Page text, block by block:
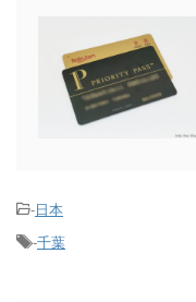
-日本
-千葉